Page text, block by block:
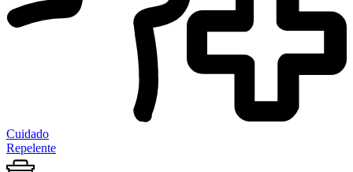
Cuidado
Repelente